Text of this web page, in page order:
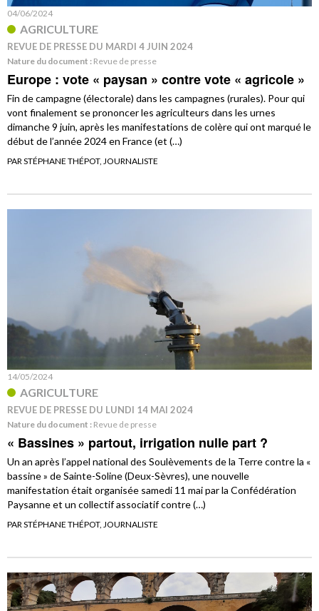
04/06/2024
AGRICULTURE
REVUE DE PRESSE DU MARDI 4 JUIN 2024
Nature du document : Revue de presse
Europe : vote « paysan » contre vote « agricole »
Fin de campagne (électorale) dans les campagnes (rurales). Pour qui
vont finalement se prononcer les agriculteurs dans les urnes
dimanche 9 juin, après les manifestations de colère qui ont marqué le
début de l’année 2024 en France (et (…)
PAR STÉPHANE THÉPOT, JOURNALISTE
14/05/2024
AGRICULTURE
REVUE DE PRESSE DU LUNDI 14 MAI 2024
Nature du document : Revue de presse
« Bassines » partout, irrigation nulle part ?
Un an après l’appel national des Soulèvements de la Terre contre la «
bassine » de Sainte-Soline (Deux-Sèvres), une nouvelle
manifestation était organisée samedi 11 mai par la Confédération
Paysanne et un collectif associatif contre (…)
PAR STÉPHANE THÉPOT, JOURNALISTE